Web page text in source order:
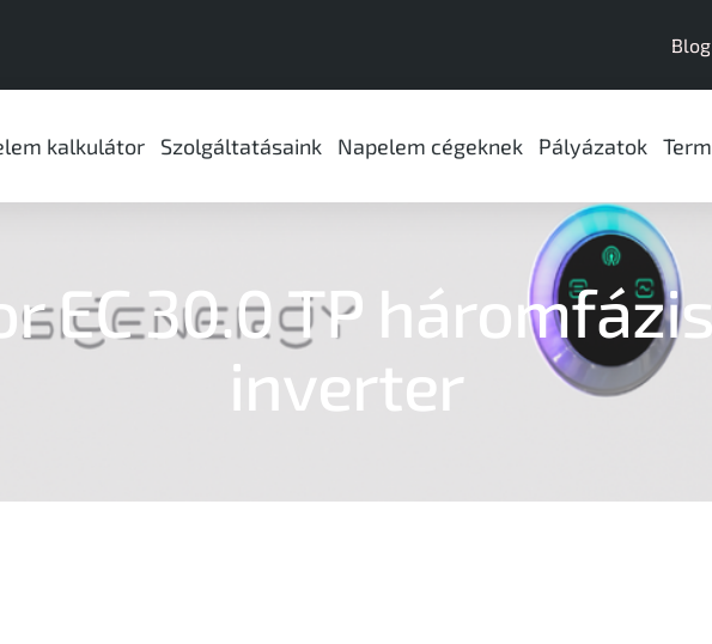
Blog
kalkulátor Szolgáltatásaink Napelem cégeknek Pályázatok
EC 30.0 ТР
inverter